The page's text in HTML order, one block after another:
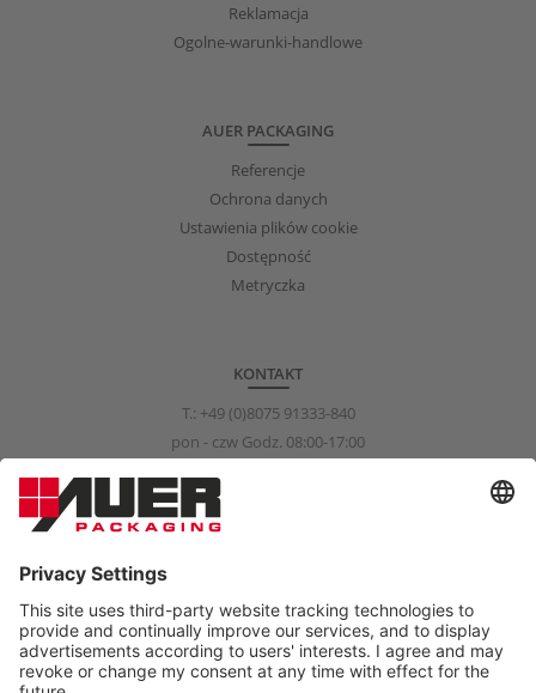
Reklamacja
Ogolne-warunki-handlowe
AUER PACKAGING
Referencje
Ochrona danych
Ustawienia plików cookie
Dostępność
Metryczka
KONTAKT
T.: +49 (0)8075 91333-840
pon - czw Godz. 08:00-17:00
info@auer-packaging.com